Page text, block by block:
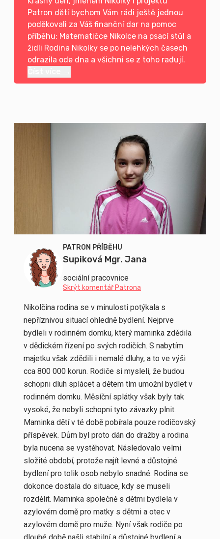
Patron dětí bychom Vám rádi ještě jednou
poděkovali za Váš finanční dar na pomoc
příběhu: Matematičce Nikolce na psací stůl a
židli Rodina Nikolky se po nelehkých časech
odrazila ode dna a všichni se z toho radují.
PATRON PŘÍBĚHU
Supiková Mgr. Jana
sociální pracovnice
Skrýt komentář Patrona
Nikolčina rodina se v minulosti potýkala s
nepříznivou situací ohledně bydlení. Nejprve
bydleli v rodinném domku, který maminka zdědila
v dědickém řízení po svých rodičích. S nabytím
majetku však zdědili i nemalé dluhy, a to ve výši
cca 800 000 korun. Rodiče si mysleli, že budou
schopni dluh splácet a dětem tím umožní bydlet v
rodinném domku. Měsíční splátky však byly tak
vysoké, že nebyli schopni tyto závazky plnit.
Maminka dětí v té době pobírala pouze rodičovský
příspěvek. Dům byl proto dán do dražby a rodina
byla nucena se vystěhovat. Následovalo velmi
složité období, protože najít levné a důstojné
bydlení pro tolik osob nebylo snadné. Rodina se
dokonce dostala do situace, kdy se museli
rozdělit. Maminka společně s dětmi bydlela v
azylovém domě pro matky s dětmi a otec v
azylovém domě pro muže. Nyní však rodiče po